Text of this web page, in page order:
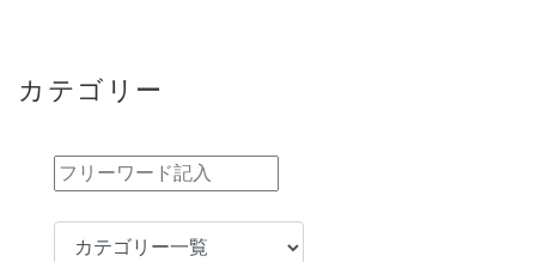
カテゴリー